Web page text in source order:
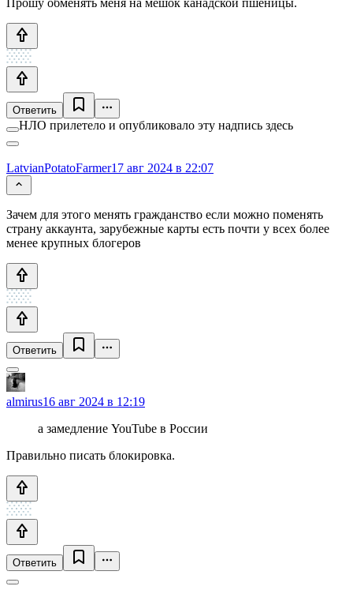
Ответить
НЛО прилетело и опубликовало эту надпись здесь
LatvianPotatoFarmer17 авг 2024 в 22:07
Зачем для этого менять гражданство если можно поменять
страну аккаунта, зарубежные карты есть почти у всех более
менее крупных блогеров
Ответить
almirus16 авг 2024 в 12:19
а замедление YouTube в России
Правильно писать блокировка.
Ответить